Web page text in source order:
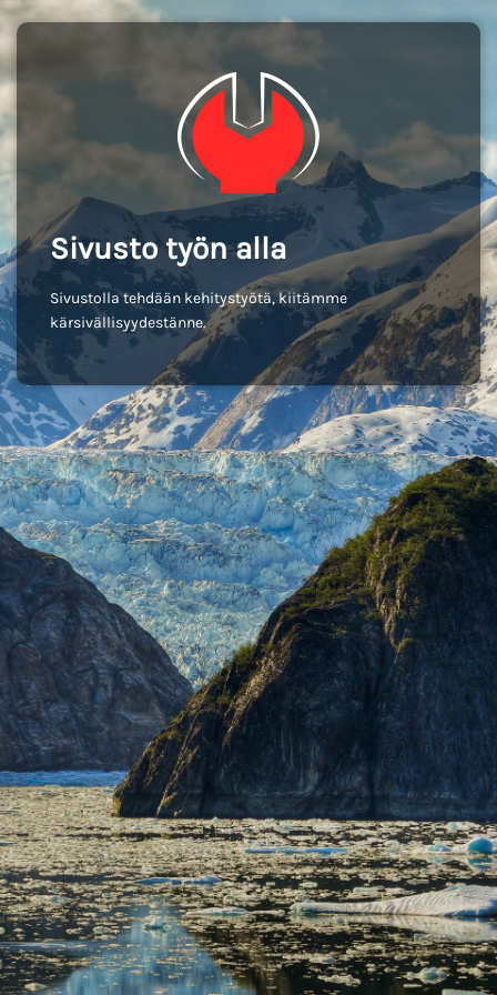
Sivusto työn alla
Sivustolla tehdään kehitystyötä, kiitämme
kärsivällisyydestänne.